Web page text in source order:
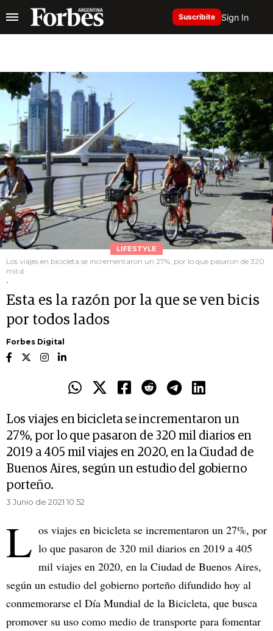
Suscribite Sign In
LIFESTYLE
Los viajes en bicicleta se incrementaron un 27%, por lo que pasaron de 320
mil d
.
Esta es la razón por la que se ven bicis
por todos lados
Forbes Digital
Los viajes en bicicleta se incrementaron un
27%, por lo que pasaron de 320 mil diarios en
2019 a 405 mil viajes en 2020, en la Ciudad de
Buenos Aires, según un estudio del gobierno
porteño.
3 Junio de 2021 10.52
L os viajes en bicicleta se incrementaron un 27%, por
lo que pasaron de 320 mil diarios en 2019 a 405
mil viajes en 2020, en la Ciudad de Buenos Aires,
según un estudio del gobierno porteño difundido hoy al
conmemorarse el Día Mundial de la Bicicleta, que busca
promover su uso como medio de transporte para fomentar